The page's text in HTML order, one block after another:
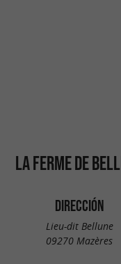
LA FERME DE
DIRECCIÓN
Lieu-dit Bellune
09270 Mazères